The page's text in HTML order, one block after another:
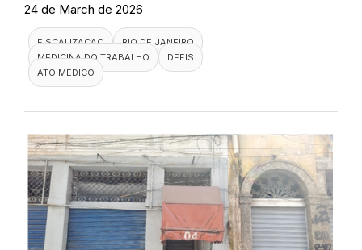
24 de March de 2026
FISCALIZACAO
RIO DE JANEIRO
MEDICINA DO TRABALHO
DEFIS
ATO MEDICO